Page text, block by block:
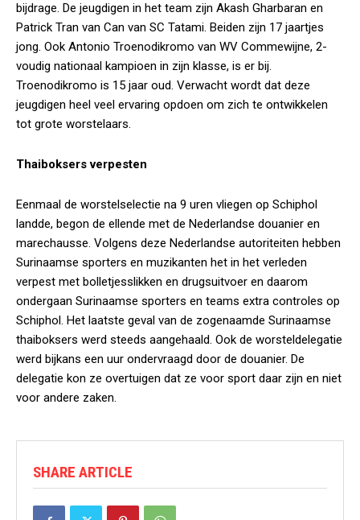
bijdrage. De jeugdigen in het team zijn Akash Gharbaran en
Patrick Tran van Can van SC Tatami. Beiden zijn 17 jaartjes
jong. Ook Antonio Troenodikromo van WV Commewijne, 2-
voudig nationaal kampioen in zijn klasse, is er bij.
Troenodikromo is 15 jaar oud. Verwacht wordt dat deze
jeugdigen heel veel ervaring opdoen om zich te ontwikkelen
tot grote worstelaars.
Thaiboksers verpesten
Eenmaal de worstelselectie na 9 uren vliegen op Schiphol
landde, begon de ellende met de Nederlandse douanier en
marechausse. Volgens deze Nederlandse autoriteiten hebben
Surinaamse sporters en muzikanten het in het verleden
verpest met bolletjesslikken en drugsuitvoer en daarom
ondergaan Surinaamse sporters en teams extra controles op
Schiphol. Het laatste geval van de zogenaamde Surinaamse
thaiboksers werd steeds aangehaald. Ook de worsteldelegatie
werd bijkans een uur ondervraagd door de douanier. De
delegatie kon ze overtuigen dat ze voor sport daar zijn en niet
voor andere zaken.
SHARE ARTICLE